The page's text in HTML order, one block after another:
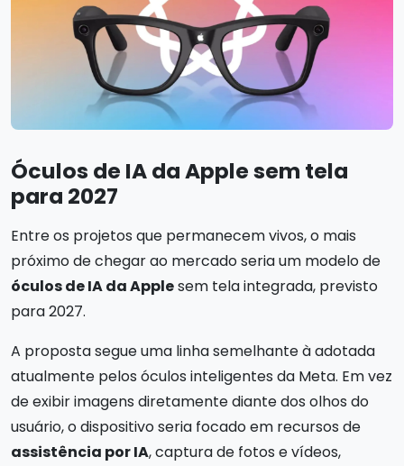
Óculos de IA da Apple sem tela
para 2027
Entre os projetos que permanecem vivos, o mais
próximo de chegar ao mercado seria um modelo de
óculos de IA da Applesem tela integrada, previsto
para 2027.
A proposta segue uma linha semelhante à adotada
atualmente pelos óculos inteligentes da Meta. Em vez
de exibir imagens diretamente diante dos olhos do
usuário, o dispositivo seria focado em recursos de
assistência por IA, captura de fotos e vídeos,